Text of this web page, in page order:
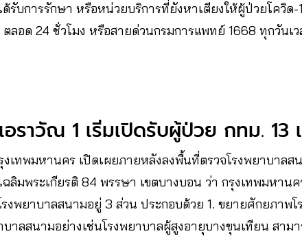
บการรักษา หรือหน่วยบริการที่ยังหาเตียงให้ผู้ป่วยโควิด-
ลอด 24 ชั่วโมง หรือสายด่วนกรมการแพทย์ 1668 ทุกวันเ
ราวัณ 1 เริ่มเปิดรับผู้ป่วย กทม. 13
งเทพมหานคร เปิดเผยภายหลังลงพื้นที่ตรวจโรงพยาบาลส
มพระเกียรติ 84 พรรษา เขตบางบอน ว่า กรุงเทพมหานค
งพยาบาลสนามอยู่ 3 ส่วน ประกอบด้วย 1. ขยายศักยภาพโ
าลสนามอย่างเช่นโรงพยาบาลผู้สูงอายุบางขุนเทียน สาม